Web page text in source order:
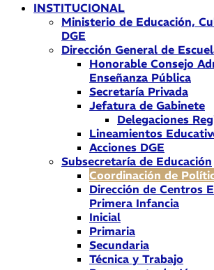
INSTITUCIONAL
Ministerio de Educación,
DGE
Dirección General de
Honorable Consejo
Enseñanza Pública
Secretaría Privada
Jefatura de Gabinete
Delegaciones
Lineamientos
Acciones DGE
Subsecretaría de Educación
Coordinación de
Dirección de Centros
Primera Infancia
Inicial
Primaria
Secundaria
Técnica y Trabajo